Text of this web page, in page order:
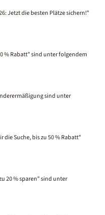
Jetzt die besten Plätze sichern!"
% Rabatt" sind unter folgendem
sind unter
die Suche, bis zu 50 % Rabatt"
20 % sparen" sind unter